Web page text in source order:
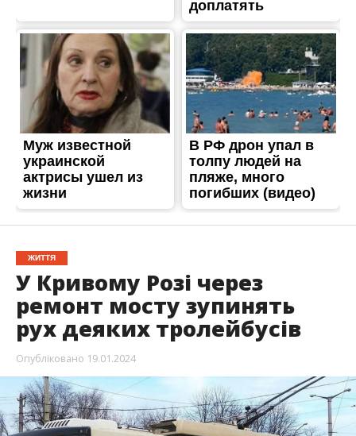
ЖИТТЯ
У Кривому Розі через
ремонт мосту зупинять
рух деяких тролейбусів
Опубліковано 19.01.2024